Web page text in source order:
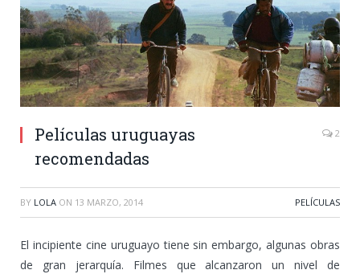
Películas uruguayas
recomendadas
2
BY LOLA ON 13 MARZO, 2014 PELÍCULAS
El incipiente cine uruguayo tiene sin embargo, algunas obras
de gran jerarquía. Filmes que alcanzaron un nivel de